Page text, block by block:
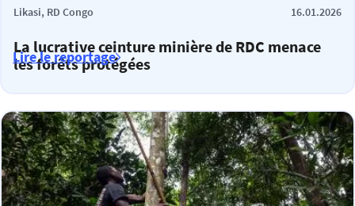
Likasi, RD Congo 16.01.2026
La lucrative ceinture minière de RDC menace
les forêts protégées
Lire le reportage